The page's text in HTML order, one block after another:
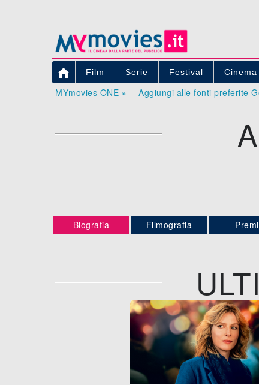
 Film Serie Festival Cinema
MYmovies ONE » Aggiungi alle fonti preferite
Biografia Filmografia Premi